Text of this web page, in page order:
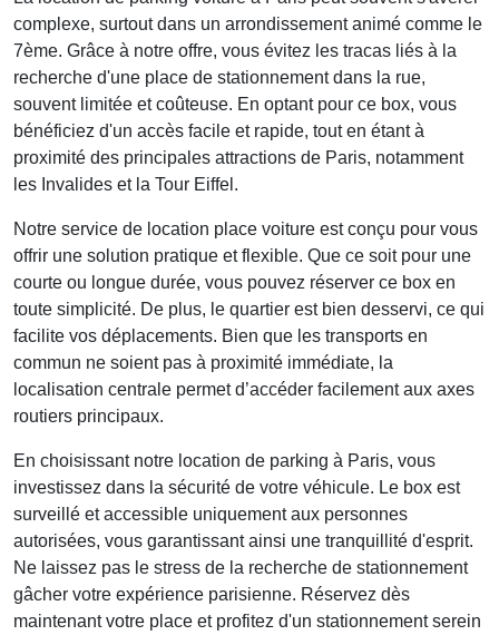
complexe, surtout dans un arrondissement animé comme le
7ème. Grâce à notre offre, vous évitez les tracas liés à la
recherche d'une place de stationnement dans la rue,
souvent limitée et coûteuse. En optant pour ce box, vous
bénéficiez d'un accès facile et rapide, tout en étant à
proximité des principales attractions de Paris, notamment
les Invalides et la Tour Eiffel.
Notre service de location place voiture est conçu pour vous
offrir une solution pratique et flexible. Que ce soit pour une
courte ou longue durée, vous pouvez réserver ce box en
toute simplicité. De plus, le quartier est bien desservi, ce qui
facilite vos déplacements. Bien que les transports en
commun ne soient pas à proximité immédiate, la
localisation centrale permet d’accéder facilement aux axes
routiers principaux.
En choisissant notre location de parking à Paris, vous
investissez dans la sécurité de votre véhicule. Le box est
surveillé et accessible uniquement aux personnes
autorisées, vous garantissant ainsi une tranquillité d'esprit.
Ne laissez pas le stress de la recherche de stationnement
gâcher votre expérience parisienne. Réservez dès
maintenant votre place et profitez d'un stationnement serein